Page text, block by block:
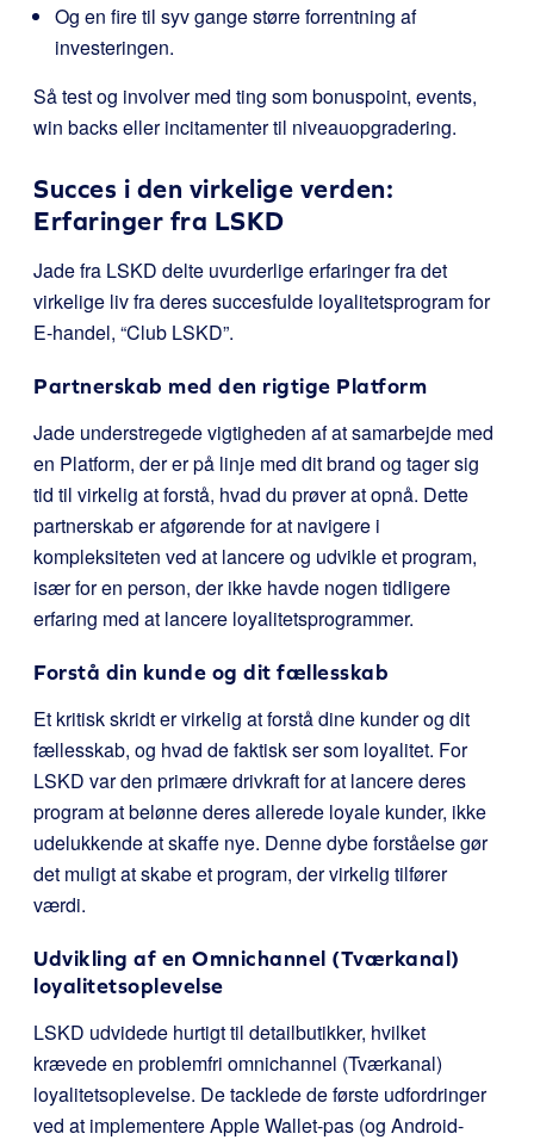
Og en fire til syv gange større forrentning af
investeringen.
Så test og involver med ting som bonuspoint, events,
win backs eller incitamenter til niveauopgradering.
Succes i den virkelige verden:
Erfaringer fra LSKD
Jade fra LSKD delte uvurderlige erfaringer fra det
virkelige liv fra deres succesfulde loyalitetsprogram for
E-handel, “Club LSKD”.
Partnerskab med den rigtige Platform
Jade understregede vigtigheden af at samarbejde med
en Platform, der er på linje med dit brand og tager sig
tid til virkelig at forstå, hvad du prøver at opnå. Dette
partnerskab er afgørende for at navigere i
kompleksiteten ved at lancere og udvikle et program,
især for en person, der ikke havde nogen tidligere
erfaring med at lancere loyalitetsprogrammer.
Forstå din kunde og dit fællesskab
Et kritisk skridt er virkelig at forstå dine kunder og dit
fællesskab, og hvad de faktisk ser som loyalitet. For
LSKD var den primære drivkraft for at lancere deres
program at belønne deres allerede loyale kunder, ikke
udelukkende at skaffe nye. Denne dybe forståelse gør
det muligt at skabe et program, der virkelig tilfører
værdi.
Udvikling af en Omnichannel (Tværkanal)
loyalitetsoplevelse
LSKD udvidede hurtigt til detailbutikker, hvilket
krævede en problemfri omnichannel (Tværkanal)
loyalitetsoplevelse. De tacklede de første udfordringer
ved at implementere Apple Wallet-pas (og Android-